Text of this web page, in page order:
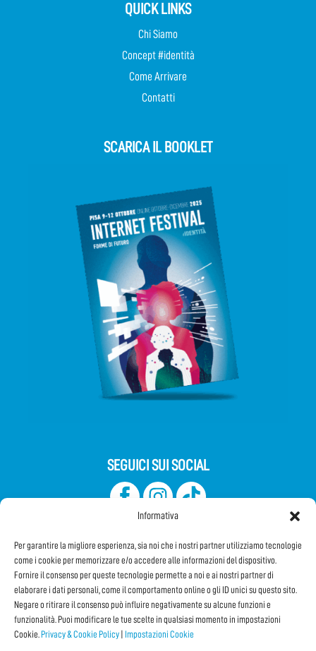
Informativa
Per garantire la migliore esperienza, sia noi che i nostri partner utilizziamo tecnologie
come i cookie per memorizzare e/o accedere alle informazioni del dispositivo.
Fornire il consenso per queste tecnologie permette a noi e ai nostri partner di
elaborare i dati personali, come il comportamento online o gli ID unici su questo sito.
Negare o ritirare il consenso può influire negativamente su alcune funzioni e
funzionalità. Puoi modificare le tue scelte in qualsiasi momento in impostazioni
Cookie. Privacy & Cookie Policy Impostazioni Cookie
QUICK LINKS
Chi Siamo
Concept #identità
Come Arrivare
Contatti
SCARICA IL BOOKLET
SEGUICI SUI SOCIAL
Iscriviti alla Newsletter
CONDIVIDI QUESTA PAGINA!